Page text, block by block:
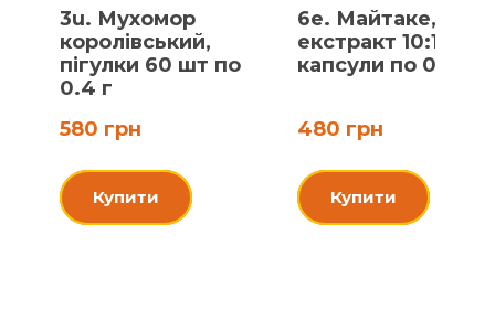
3u. Мухомор
королівський,
пігулки 60 шт по
0.4 г
580 грн
Купити
6e. Майтаке,
екстракт 10:1,
капсули по 0.5 г
480 грн
Купити